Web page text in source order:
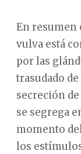
En resumen
vulva está
por las
trasudado
secreción
se segrega
momento
los